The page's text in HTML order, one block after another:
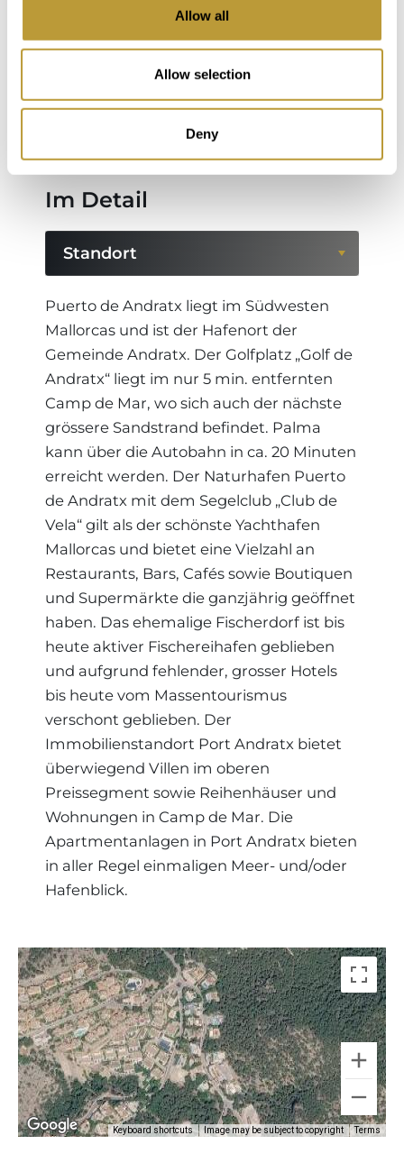
Allow all
Allow selection
Deny
dem Gefühl, am schönsten Ort Mallorcas
angekommen zu sein. Dies ist der Lifestyle, den
Privatsphäre.
Im Detail
Standort
Standort
Region
Puerto de Andratx liegt im Südwesten
Mallorcas und ist der Hafenort der
Gemeinde Andratx. Der Golfplatz „Golf de
Andratx“ liegt im nur 5 min. entfernten
Camp de Mar, wo sich auch der nächste
grössere Sandstrand befindet. Palma
kann über die Autobahn in ca. 20 Minuten
erreicht werden. Der Naturhafen Puerto
de Andratx mit dem Segelclub „Club de
Vela“ gilt als der schönste Yachthafen
Mallorcas und bietet eine Vielzahl an
Restaurants, Bars, Cafés sowie Boutiquen
und Supermärkte die ganzjährig geöffnet
haben. Das ehemalige Fischerdorf ist bis
heute aktiver Fischereihafen geblieben
und aufgrund fehlender, grosser Hotels
bis heute vom Massentourismus
verschont geblieben. Der
Immobilienstandort Port Andratx bietet
überwiegend Villen im oberen
Preissegment sowie Reihenhäuser und
Wohnungen in Camp de Mar. Die
Apartmentanlagen in Port Andratx bieten
in aller Regel einmaligen Meer- und/oder
Hafenblick.
Keyboard shortcuts Image may be subject to copyright Terms